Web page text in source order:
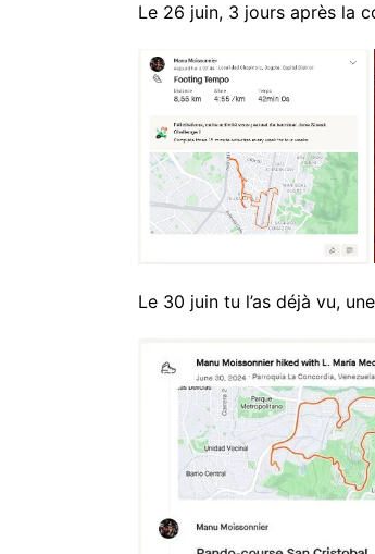
Le 26 juin, 3 jours après la
Le 30 juin tu l’as déjà vu,